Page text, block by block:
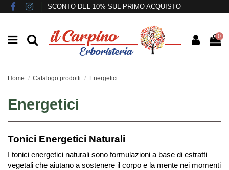
SCONTO DEL 10% SUL PRIMO ACQUISTO
0
Home Catalogo prodotti Energetici
Energetici
Tonici Energetici Naturali
I tonici energetici naturali sono formulazioni a base di estratti
vegetali che aiutano a sostenere il corpo e la mente nei momenti